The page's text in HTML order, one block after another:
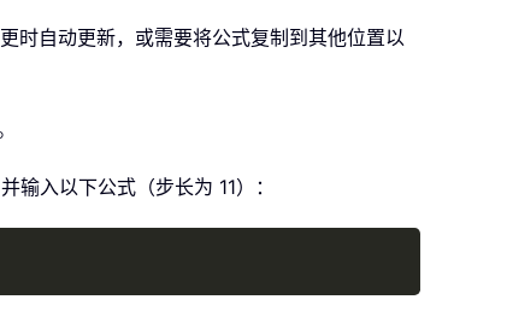
时自动更新，或需要将公式复制到其他位置以
输入以下公式（步长为 11）：